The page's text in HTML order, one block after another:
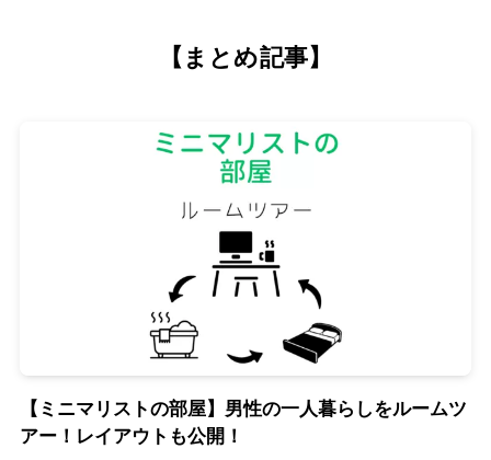
【まとめ記事】
【ミニマリストの部屋】男性の一人暮らしをルームツ
アー！レイアウトも公開！